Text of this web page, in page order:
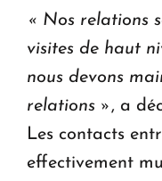
« Nos relations
visites de haut
nous devons
relations » , a
Les contacts
effectivement